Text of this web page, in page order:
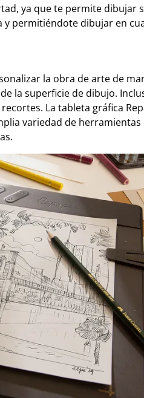
ya que te permite dibujar
permitiéndote dibujar en
la obra de arte de
la superficie de dibujo.
La tableta gráfica
variedad de